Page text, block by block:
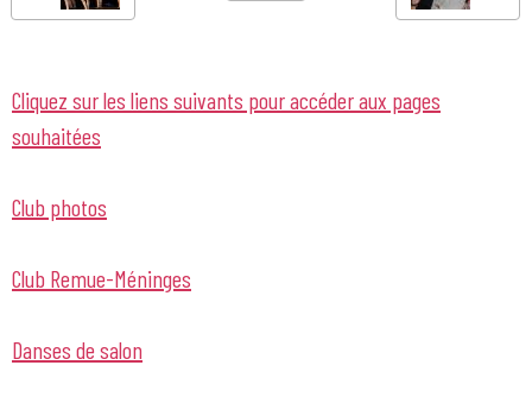
Cliquez sur les liens suivants pour accéder aux pages
souhaitées
Club photos
Club Remue-Méninges
Danses de salon